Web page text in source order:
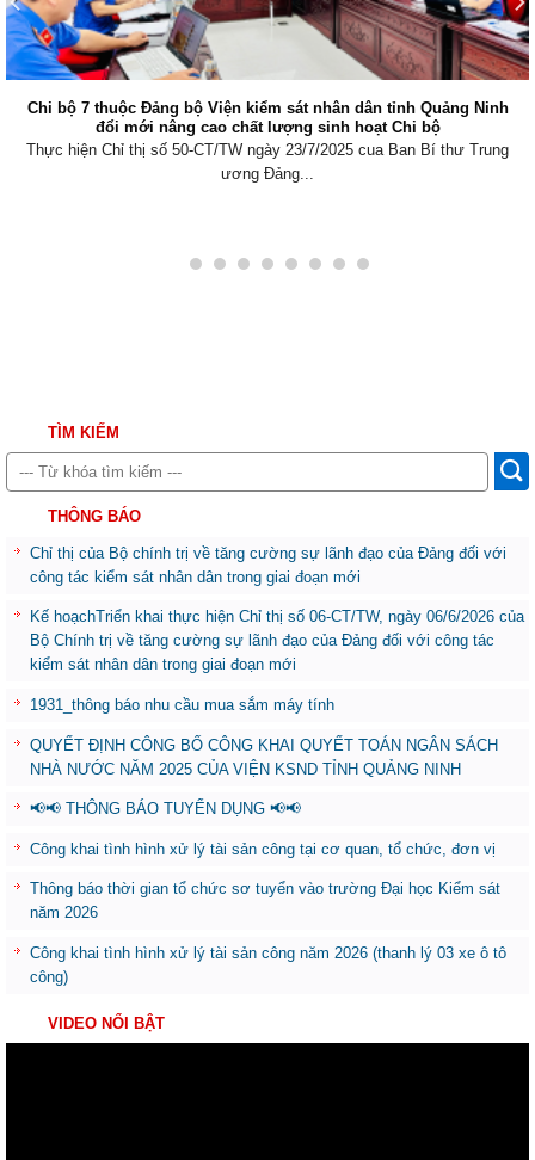
kiểm sát nhân dân tỉnh Quảng Ninh
chất lượng sinh hoạt Chi bộ
TW ngày 23/7/2025 cua Ban Bí thư Trung
Viện kiểm sát nhân
Thực hiện Nghị quyết
TÌM KIẾM
THÔNG BÁO
Chỉ thị của Bộ chính trị về tăng cường sự lãnh đạo của Đảng đối với
công tác kiểm sát nhân dân trong giai đoạn mới
Kế hoạchTriển khai thực hiện Chỉ thị số 06-CT/TW, ngày 06/6/2026 của
Bộ Chính trị về tăng cường sự lãnh đạo của Đảng đối với công tác
kiểm sát nhân dân trong giai đoạn mới
1931_thông báo nhu cầu mua sắm máy tính
QUYẾT ĐỊNH CÔNG BỐ CÔNG KHAI QUYẾT TOÁN NGÂN SÁCH
NHÀ NƯỚC NĂM 2025 CỦA VIỆN KSND TỈNH QUẢNG NINH
📢📢 THÔNG BÁO TUYỂN DỤNG 📢📢
Công khai tình hình xử lý tài sản công tại cơ quan, tổ chức, đơn vị
Thông báo thời gian tổ chức sơ tuyển vào trường Đại học Kiểm sát
năm 2026
Công khai tình hình xử lý tài sản công năm 2026 (thanh lý 03 xe ô tô
công)
VIDEO NỔI BẬT